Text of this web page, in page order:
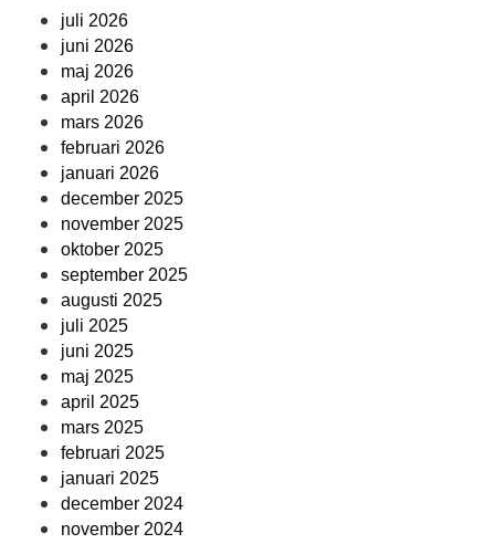
juli 2026
juni 2026
maj 2026
april 2026
mars 2026
februari 2026
januari 2026
december 2025
november 2025
oktober 2025
september 2025
augusti 2025
juli 2025
juni 2025
maj 2025
april 2025
mars 2025
februari 2025
januari 2025
december 2024
november 2024